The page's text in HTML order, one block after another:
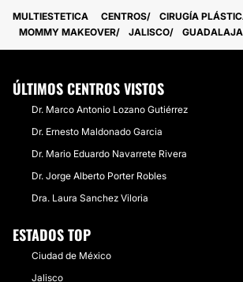
MULTIESTETICA CENTROS
CIRUGÍA
MOMMY MAKEOVER
JALISCO
ÚLTIMOS CENTROS VISTOS
Dr. Marco Antonio Lozano Gutiérrez
Dr. Ernesto Maldonado Garcia
Dr. Mario Eduardo Navarrete Rivera
Dr. Jorge Alberto Porter Robles
Dra. Laura Sanchez Viloria
ESTADOS TOP
Ciudad de México
Jalisco